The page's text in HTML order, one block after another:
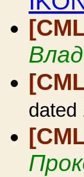
dated